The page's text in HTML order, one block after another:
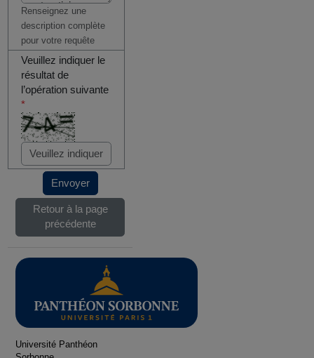
Renseignez une
description complète
pour votre requête
Veuillez indiquer le
résultat de
l’opération suivante
*
Envoyer
Retour à la page
précédente
Université Panthéon